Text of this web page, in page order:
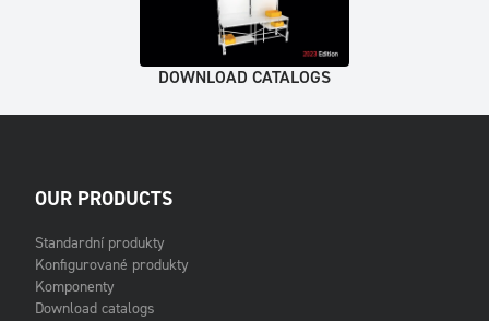
DOWNLOAD CATALOGS
OUR PRODUCTS
Standardní produkty
Konfigurované produkty
Komponenty
Download catalogs